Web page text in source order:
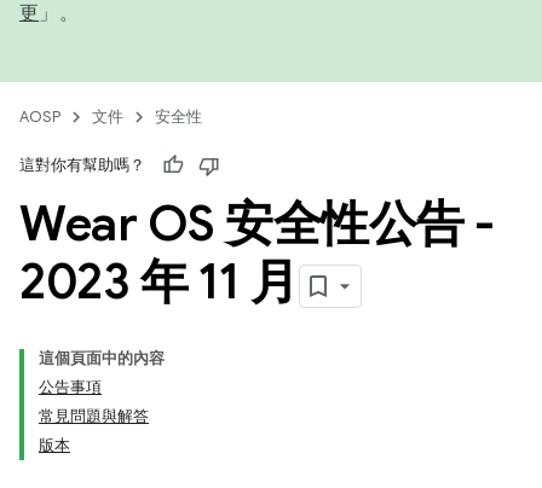
更 」。
AOSP 文件 安全性
這對你有幫助嗎？
Wear OS 安全性公告 -
2023 年 11 月
這個頁面中的內容
公告事項
常見問題與解答
版本